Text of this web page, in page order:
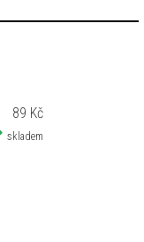
89 Kč
skladem